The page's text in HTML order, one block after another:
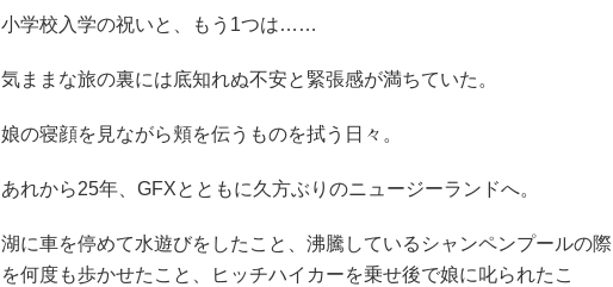
小学校入学の祝いと、もう1つは……
気ままな旅の裏には底知れぬ不安と緊張感が満ちていた。
娘の寝顔を見ながら頬を伝うものを拭う日々。
あれから25年、GFXとともに久方ぶりのニュージーランドへ。
湖に車を停めて水遊びをしたこと、沸騰しているシャンペンプールの際
を何度も歩かせたこと、ヒッチハイカーを乗せ後で娘に叱られたこ